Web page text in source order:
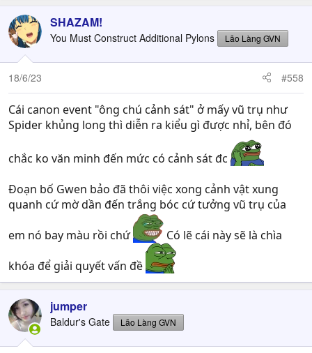
SHAZAM!
You Must Construct Additional Pylons Lão Làng GVN
18/6/23 #558
Cái canon event "ông chú cảnh sát" ở mấy vũ trụ như
Spider khủng long thì diễn ra kiểu gì được nhỉ, bên đó
chắc ko văn minh đến mức có cảnh sát đc
Đoạn bố Gwen bảo đã thôi việc xong cảnh vật xung
quanh cứ mờ dần đến trắng bóc cứ tưởng vũ trụ của
em nó bay màu rồi chứ
Có lẽ cái này sẽ là chìa
khóa để giải quyết vấn đề
jumper
Baldur's Gate Lão Làng GVN